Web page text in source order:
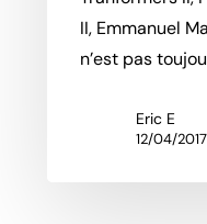
II, Emmanuel
n’est pas
Eric E
12/04/2017